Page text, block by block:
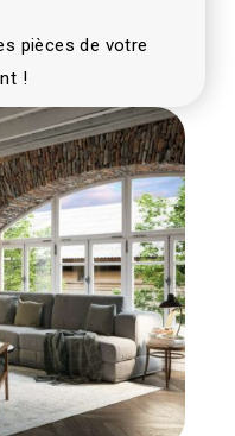
pièces de votre
!